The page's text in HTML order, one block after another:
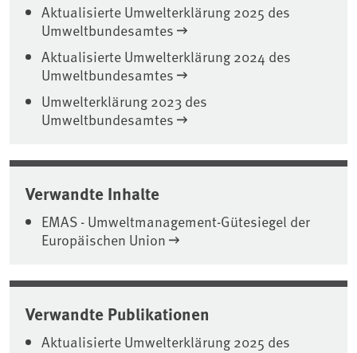
Aktualisierte Umwelterklärung 2025 des
Umweltbundesamtes
Aktualisierte Umwelterklärung 2024 des
Umweltbundesamtes
Umwelterklärung 2023 des
Umweltbundesamtes
Verwandte Inhalte
EMAS - Umweltmanagement-Gütesiegel der
Europäischen Union
Verwandte Publikationen
Aktualisierte Umwelterklärung 2025 des